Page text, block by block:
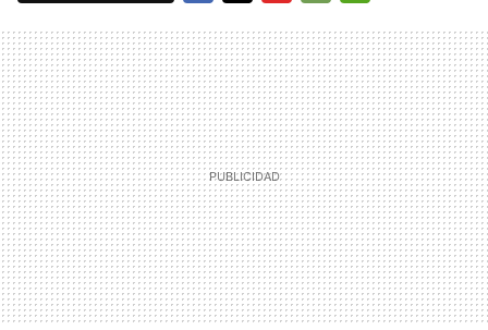
MAIL